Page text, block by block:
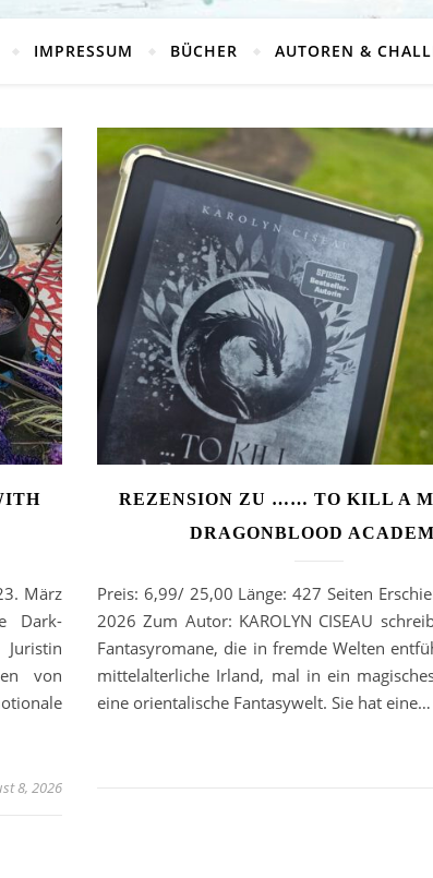
IMPRESSUM BÜCHER AUTOREN &
März
Dark-
von
8, 2026
REZENSION ZU …… TO KILL A
DRAGONBLOOD
Preis: 6,99/ 25,00 Länge: 427 Seiten
2026 Zum Autor: KAROLYN CISEAU
Fantasyromane, die in fremde Welten
mittelalterliche Irland, mal in ein
eine orientalische Fantasywelt. Sie hat eine…